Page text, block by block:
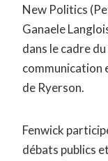
New Politics
Ganaele
dans le cadre
communication
de Ryerson.
Fenwick
débats publics